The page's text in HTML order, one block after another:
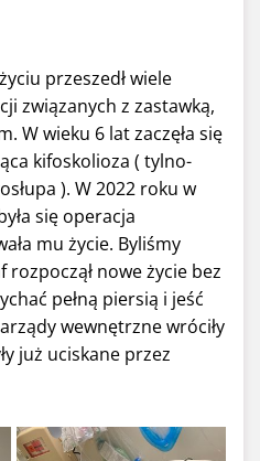
przeszedł wiele
związanych z zastawką,
W wieku 6 lat zaczęła się
kifoskolioza ( tylno-
). W 2022 roku w
się operacja
mu życie. Byliśmy
nowe życie bez
pełną piersią i jeść
wewnętrzne wróciły
już uciskane przez